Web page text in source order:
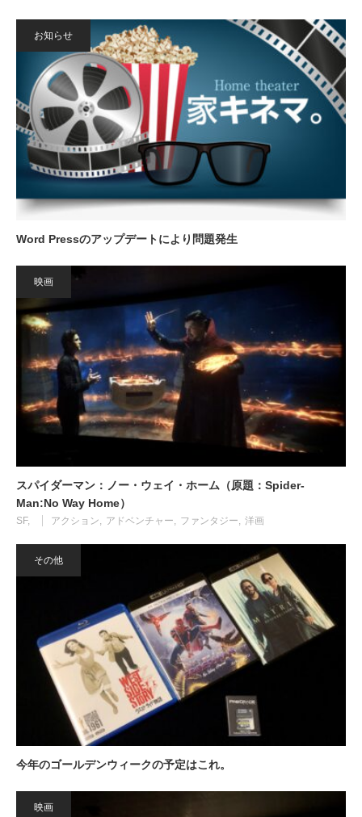
お知らせ
Word Pressのアップデートにより問題発生
映画
スパイダーマン：ノー・ウェイ・ホーム（原題：Spider-
Man:No Way Home）
SF アクション アドベンチャー ファンタジー 洋画
その他
今年のゴールデンウィークの予定はこれ。
映画